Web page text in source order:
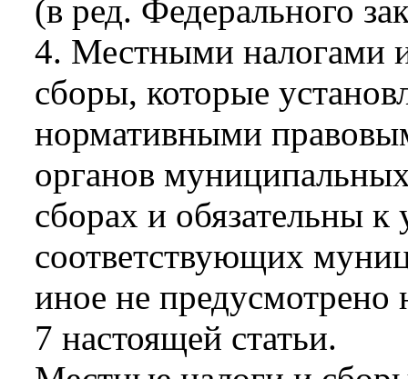
(в ред. Федерального
4. Местными налогами
сборы, которые
нормативными
органов
сборах и обязательны к
соответствующих
иное не
7 настоящей статьи.